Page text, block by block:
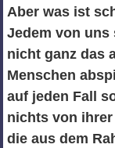
Aber was ist
Jedem von uns
nicht ganz das
Menschen
auf jeden Fall
nichts von
die aus dem